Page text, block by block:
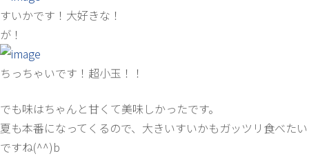
すいかです！大好きな！
が！
ちっちゃいです！超小玉！！
でも味はちゃんと甘くて美味しかったです。
夏も本番になってくるので、大きいすいかもガッツリ食べたい
ですね(^^)b